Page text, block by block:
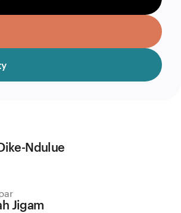
Ndulue
Jigam